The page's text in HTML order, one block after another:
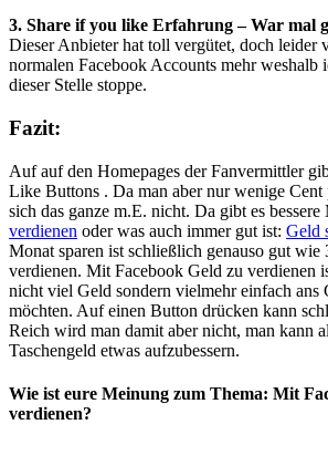
3. Share if you like Erfahrung – War mal
Dieser Anbieter hat toll vergütet, doch leider
normalen Facebook Accounts mehr weshalb
dieser Stelle stoppe.
Fazit:
Auf auf den Homepages der Fanvermittler
Like Buttons . Da man aber nur wenige
sich das ganze m.E. nicht. Da gibt es
verdienen oder was auch immer gut ist: Geld
Monat sparen ist schließlich genauso gut
verdienen. Mit Facebook Geld zu verdienen
nicht viel Geld sondern vielmehr einfach ans
möchten. Auf einen Button drücken kann
Reich wird man damit aber nicht, man kann
Taschengeld etwas aufzubessern.
Wie ist eure Meinung zum Thema: Mit
verdienen?